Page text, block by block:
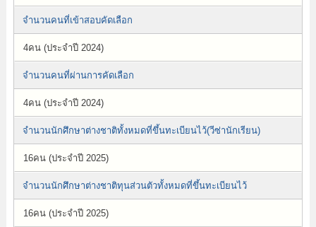
จำนวนคนที่เข้าสอบคัดเลือก
4คน (ประจำปี 2024)
จำนวนคนที่ผ่านการคัดเลือก
4คน (ประจำปี 2024)
จำนวนนักศึกษาต่างชาติทั้งหมดที่ขึ้นทะเบียนไว้(วีซ่านักเรียน)
16คน (ประจำปี 2025)
จำนวนนักศึกษาต่างชาติทุนส่วนตัวทั้งหมดที่ขึ้นทะเบียนไว้
16คน (ประจำปี 2025)